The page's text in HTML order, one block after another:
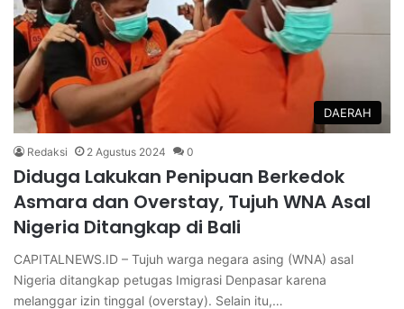
DAERAH
Redaksi 2 Agustus 2024 0
Diduga Lakukan Penipuan Berkedok
Asmara dan Overstay, Tujuh WNA Asal
Nigeria Ditangkap di Bali
CAPITALNEWS.ID – Tujuh warga negara asing (WNA) asal
Nigeria ditangkap petugas Imigrasi Denpasar karena
melanggar izin tinggal (overstay). Selain itu,…